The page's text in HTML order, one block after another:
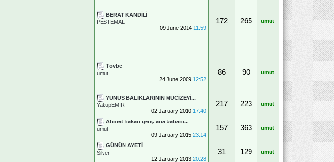
BERAT KANDİLİ
PESTEMAL
09 June 2014 11:59
172 265 umut
Tövbe
umut
24 June 2009 12:52
86 90 umut
YUNUS BALIKLARININ MUCİZEVİ...
YakupEMİR
02 January 2010 17:40
217 223 umut
Ahmet hakan genç ana babanı...
umut
09 January 2015 23:14
157 363 umut
GÜNÜN AYETİ
Silver
12 January 2013 20:28
31 129 umut